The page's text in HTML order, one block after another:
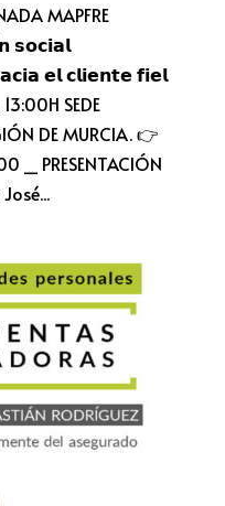
MAPFRE
𝘀𝗼𝗰𝗶𝗮𝗹
𝗲𝗹 𝗰𝗹𝗶𝗲𝗻𝘁𝗲 𝗳𝗶𝗲𝗹
SEDE
DE MURCIA. 👉
_ PRESENTACIÓN